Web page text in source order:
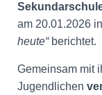
am 20.01.2026
heute“berichtet.
Gemeinsam mit
Jugendlichen